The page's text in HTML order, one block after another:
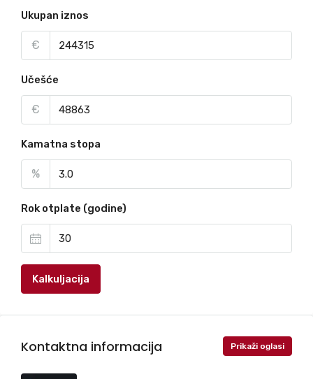
Ukupan iznos
€
Učešće
€
Kamatna stopa
%
Rok otplate (godine)
Kalkuljacija
Kontaktna informacija Prikaži oglasi